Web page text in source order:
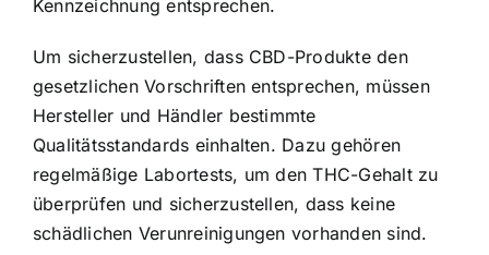
Kennzeichnung entsprechen.
Um sicherzustellen, dass CBD-Produkte den
gesetzlichen Vorschriften entsprechen, müssen
Hersteller und Händler bestimmte
Qualitätsstandards einhalten. Dazu gehören
regelmäßige Labortests, um den THC-Gehalt zu
überprüfen und sicherzustellen, dass keine
schädlichen Verunreinigungen vorhanden sind.